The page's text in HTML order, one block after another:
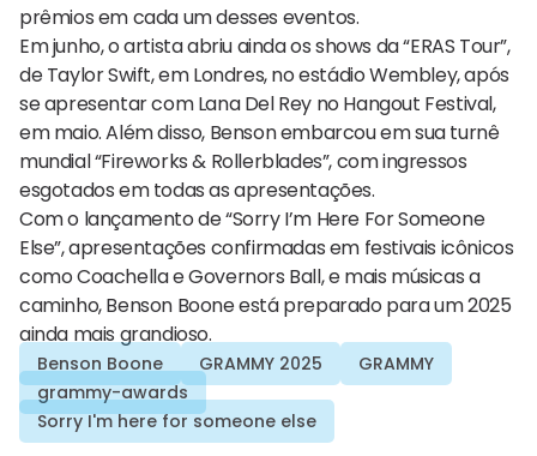
prêmios em cada um desses eventos.
Em junho, o artista abriu ainda os shows da “ERAS Tour”,
de Taylor Swift, em Londres, no estádio Wembley, após
se apresentar com Lana Del Rey no Hangout Festival,
em maio. Além disso, Benson embarcou em sua turnê
mundial “Fireworks & Rollerblades”, com ingressos
esgotados em todas as apresentações.
Com o lançamento de “Sorry I’m Here For Someone
Else”, apresentações confirmadas em festivais icônicos
como Coachella e Governors Ball, e mais músicas a
caminho, Benson Boone está preparado para um 2025
ainda mais grandioso.
Benson Boone GRAMMY 2025
GRAMMY
grammy-awards
Sorry I'm here for someone else